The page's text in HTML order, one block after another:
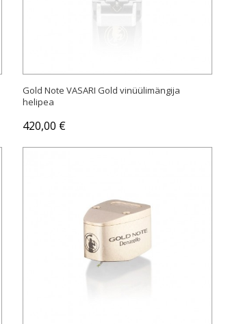
Gold Note VASARI Gold vinüülimängija
helipea
420,00 €